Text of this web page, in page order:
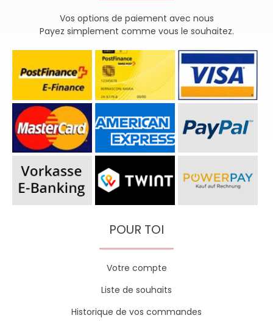
Vos options de paiement avec nous
Payez simplement comme vous le souhaitez.
POUR TOI
Votre compte
Liste de souhaits
Historique de vos commandes